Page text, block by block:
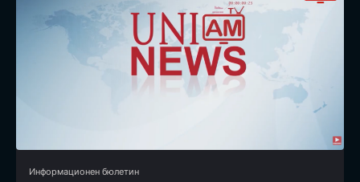
Информационен бюлетин